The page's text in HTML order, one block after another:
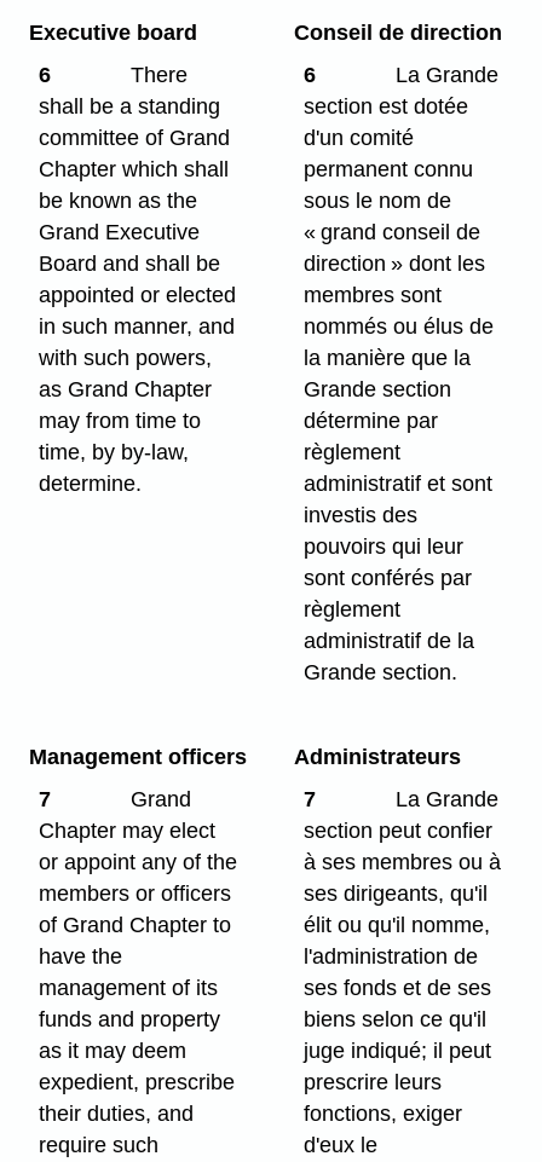
Executive board
6
There
shall be a standing
committee of Grand
Chapter which shall
be known as the
Grand Executive
Board and shall be
appointed or elected
in such manner, and
with such powers,
as Grand Chapter
may from time to
time, by by-law,
determine.
Conseil de direction
6
La Grande
section est dotée
d'un comité
permanent connu
sous le nom de
« grand conseil de
direction » dont les
membres sont
nommés ou élus de
la manière que la
Grande section
détermine par
règlement
administratif et sont
investis des
pouvoirs qui leur
sont conférés par
règlement
administratif de la
Grande section.
Management officers
7
Grand
Chapter may elect
or appoint any of the
members or officers
of Grand Chapter to
have the
management of its
funds and property
as it may deem
expedient, prescribe
their duties, and
require such
Administrateurs
7
La Grande
section peut confier
à ses membres ou à
ses dirigeants, qu'il
élit ou qu'il nomme,
l'administration de
ses fonds et de ses
biens selon ce qu'il
juge indiqué; il peut
prescrire leurs
fonctions, exiger
d'eux le